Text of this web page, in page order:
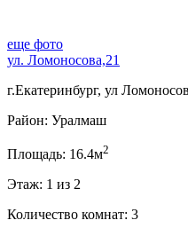
еще фото
ул. Ломоносова,21
г.Екатеринбург, ул
Район: Уралмаш
Площадь: 16.4м2
Этаж: 1 из 2
Количество комнат: 3